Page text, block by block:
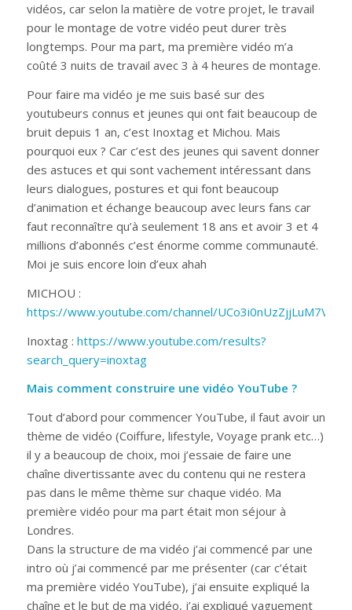
vidéos, car selon la matière de votre projet, le travail
pour le montage de votre vidéo peut durer très
longtemps. Pour ma part, ma première vidéo m’a
coûté 3 nuits de travail avec 3 à 4 heures de montage.
Pour faire ma vidéo je me suis basé sur des
youtubeurs connus et jeunes qui ont fait beaucoup de
bruit depuis 1 an, c’est Inoxtag et Michou. Mais
pourquoi eux ? Car c’est des jeunes qui savent donner
des astuces et qui sont vachement intéressant dans
leurs dialogues, postures et qui font beaucoup
d’animation et échange beaucoup avec leurs fans car
faut reconnaître qu’à seulement 18 ans et avoir 3 et 4
millions d’abonnés c’est énorme comme communauté.
Moi je suis encore loin d’eux ahah
MICHOU :
https://www.youtube.com/channel/
Inoxtag : https://www.youtube.com/results?
search_query=inoxtag
Mais comment construire une vidéo YouTube ?
Tout d’abord pour commencer YouTube, il faut avoir un
thème de vidéo (Coiffure, lifestyle, Voyage prank etc…)
il y a beaucoup de choix, moi j’essaie de faire une
chaîne divertissante avec du contenu qui ne restera
pas dans le même thème sur chaque vidéo. Ma
première vidéo pour ma part était mon séjour à
Londres.
Dans la structure de ma vidéo j’ai commencé par une
intro où j’ai commencé par me présenter (car c’était
ma première vidéo YouTube), j’ai ensuite expliqué la
chaîne et le but de ma vidéo, j’ai expliqué vaguement